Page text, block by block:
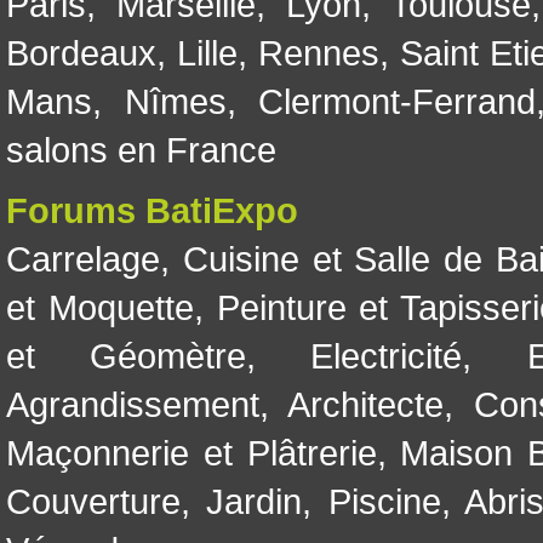
Bordeaux, Lille, Rennes, Saint
Mans, Nîmes, Clermont-Ferrand
salons en France
Forums BatiExpo
Carrelage, Cuisine et Salle de
et Moquette, Peinture et
et Géomètre, Electricité,
Agrandissement, Architecte,
Maçonnerie et Plâtrerie, Maison
Couverture,Jardin, Piscine,